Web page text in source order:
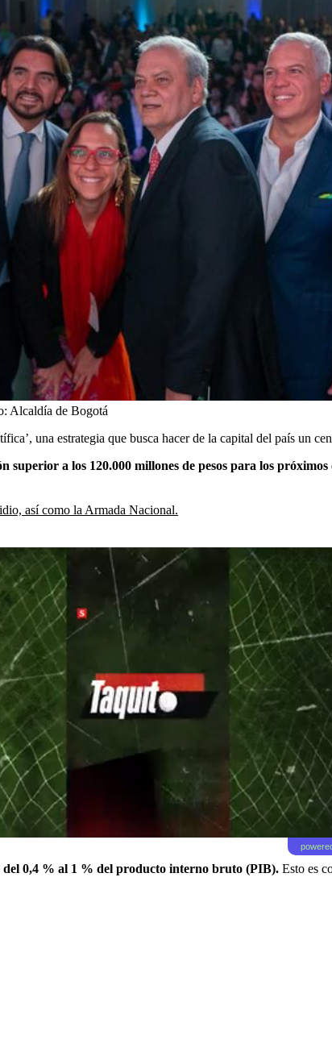
Alcaldía de Bogotá
una estrategia que busca hacer de la capital del país un
a los 120.000 millones de pesos para los próximos
así como la Armada Nacional.
del 0,4 % al 1 % del producto interno bruto (PIB). Esto es